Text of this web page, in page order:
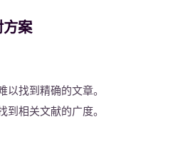
案
以找到精确的文章。
到相关文献的广度。